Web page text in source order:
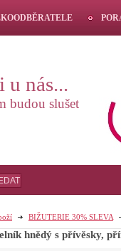
BIŽUTERIE 30% SLEVA
u nás...
budou slušet